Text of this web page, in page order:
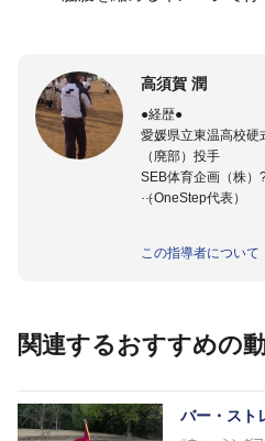
高須賀 潤
●経歴●
愛媛県立東温高校硬
（廃部）投手
SEB体育企画（株）
（OneStep代表）
今治西高校野球部
川之江高校野球部
済美平成中等教育学
丹原高校野球部
この指導者について
関連するおすすめの
バー・ス